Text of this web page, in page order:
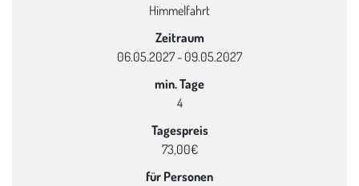
Himmelfahrt
Zeitraum
06.05.2027 - 09.05.2027
min. Tage
4
Tagespreis
73,00€
für Personen